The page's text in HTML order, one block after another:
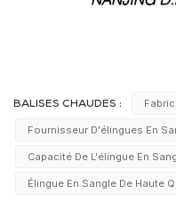
BALISES CHAUDES :
Fournisseur D'élingues En
Capacité De L'élingue En
Élingue En Sangle De Haute